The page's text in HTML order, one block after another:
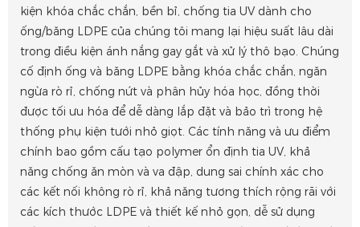
kiện khóa chắc chắn, bền bỉ, chống tia UV dành cho
ống/băng LDPE của chúng tôi mang lại hiệu suất lâu dài
trong điều kiện ánh nắng gay gắt và xử lý thô bạo. Chúng
cố định ống và băng LDPE bằng khóa chắc chắn, ngăn
ngừa rò rỉ, chống nứt và phân hủy hóa học, đồng thời
được tối ưu hóa để dễ dàng lắp đặt và bảo trì trong hệ
thống phụ kiện tưới nhỏ giọt. Các tính năng và ưu điểm
chính bao gồm cấu tạo polymer ổn định tia UV, khả
năng chống ăn mòn và va đập, dung sai chính xác cho
các kết nối không rò rỉ, khả năng tương thích rộng rãi với
các kích thước LDPE và thiết kế nhỏ gọn, dễ sử dụng